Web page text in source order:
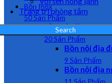
Trang trí phòng tắm
Search
Bồn Inox
50 Sản Phẩm
Bồn nội địa
20 Sản Phẩm
Bồn nội địa
9 Sản Phẩm
Bồn nội địa
11 Sản Phẩm